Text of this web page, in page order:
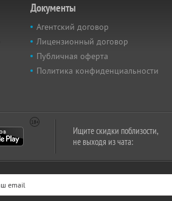
Документы
Агентский договор
Лицензионный договор
Публичная оферта
Политика конфиденциальности
Ищите скидки поблизости,
не выходя из чата: